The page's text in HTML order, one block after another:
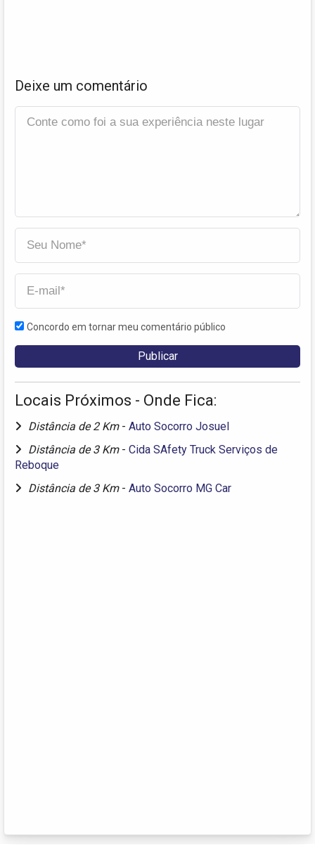
Deixe um comentário
Concordo em tornar meu comentário público
Locais Próximos - Onde Fica:
Distância de 2 Km - Auto Socorro Josuel
Distância de 3 Km - Cida SAfety Truck Serviços de
Reboque
Distância de 3 Km - Auto Socorro MG Car